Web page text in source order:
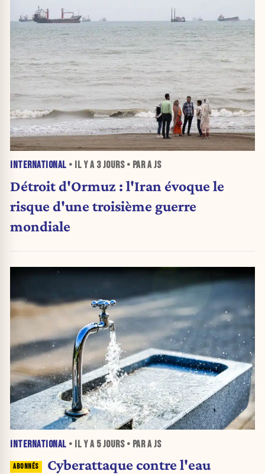
INTERNATIONAL • IL Y A 3 JOURS• PAR A JS
Détroit d'Ormuz : l'Iran évoque le
risque d'une troisième guerre
mondiale
INTERNATIONAL • IL Y A 5 JOURS• PAR A JS
Cyberattaque contre l'eau